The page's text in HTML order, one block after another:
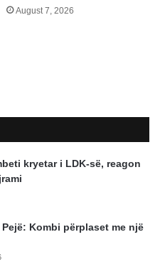
August 7, 2026
kryetar i LDK-së, reagon
Kombi përplaset me një